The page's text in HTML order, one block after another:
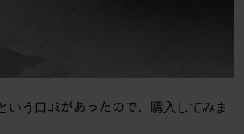
いう口ｺﾐがあったので、購入してみま